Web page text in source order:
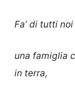
Fa’ di tutti
una famiglia
in terra,